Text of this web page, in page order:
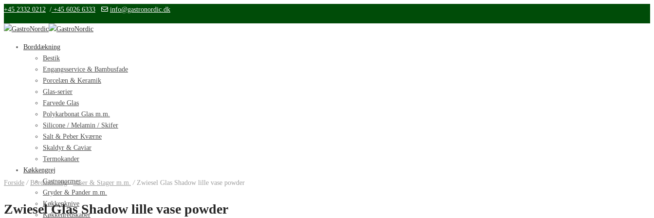
+45 2332 0212 / +45 6026 6333 info@gastronordic.dk
Borddækning
Bestik
Engangsservice & Bambusfade
Porcelæn & Keramik
Glas-serier
Farvede Glas
Polykarbonat Glas m.m.
Silicone / Melamin / Skifer
Salt & Peber Kværne
Skaldyr & Caviar
Termokander
Køkkengrej
Gastronormer
Gryder & Pander m.m.
Køkkenknive
Køkkenredskaber
Forside / Borddækning / Vaser & Stager m.m. /Zwiesel Glas Shadow lille vase powder
Zwiesel Glas Shadow lille vase powder